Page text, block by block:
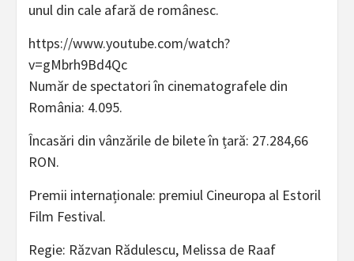
unul din cale afară de românesc.
https://www.youtube.com/watch?
v=gMbrh9Bd4Qc
Număr de spectatori în cinematografele din
România: 4.095.
Încasări din vânzările de bilete în țară: 27.284,66
RON.
Premii internaționale: premiul Cineuropa al Estoril
Film Festival.
Regie: Răzvan Rădulescu, Melissa de Raaf